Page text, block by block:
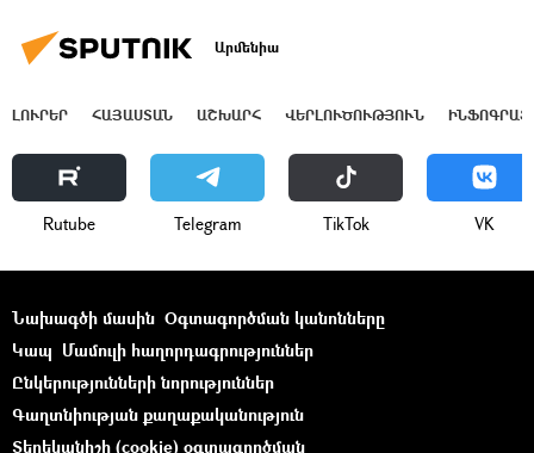
Արմենիա
ԼՈՒՐԵՐ ՀԱՅԱՍՏԱՆ ԱՇԽԱՐՀ ՎԵՐԼՈՒԾՈՒԹՅՈՒՆ
Rutube Telegram ТikТоk VK
Նախագծի մասին Օգտագործման կանոնները
Կապ Մամուլի հաղորդագրություններ
Ընկերությունների նորություններ
Գաղտնիության քաղաքականություն
Տեղեկանիշի (cookie) օգտագործման